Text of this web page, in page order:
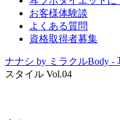
お客様体験談
よくある質問
資格取得者募集
ナナシ by ミラクルBody -
スタイル Vol.04